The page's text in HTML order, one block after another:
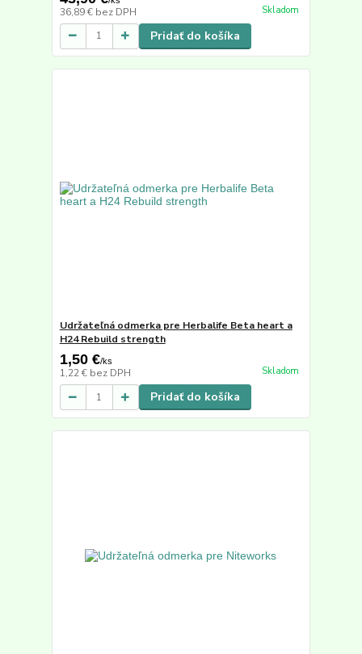
36,89 € bez DPH Skladom
Pridať do košíka
Udržateľná odmerka pre Herbalife Beta heart a
H24 Rebuild strength
1,50 €/ks
1,22 € bez DPH Skladom
Pridať do košíka